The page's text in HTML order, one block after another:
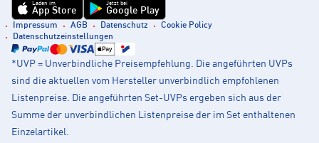
Laden im
App Store
Jetzt bei
Google Play
Impressum AGB Datenschutz
Cookie Policy
Datenschutzeinstellungen
*UVP = Unverbindliche Preisempfehlung. Die angeführten UVPs
sind die aktuellen vom Hersteller unverbindlich empfohlenen
Listenpreise. Die angeführten Set-UVPs ergeben sich aus der
Summe der unverbindlichen Listenpreise der im Set enthaltenen
Einzelartikel.